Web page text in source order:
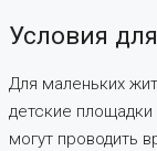
Условия
Для маленьких
детские площадки
могут проводить